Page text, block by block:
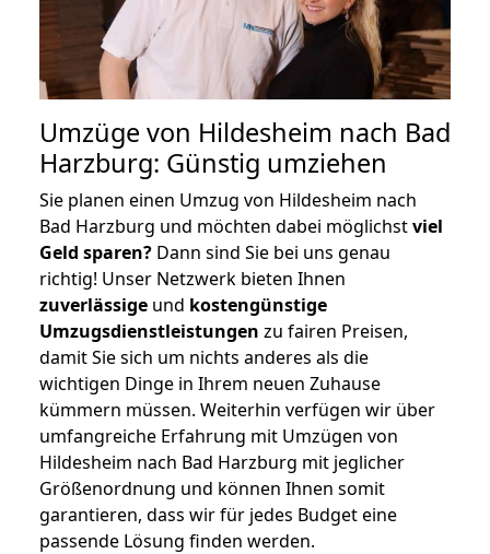
Umzüge von Hildesheim nach Bad
Harzburg: Günstig umziehen
Sie planen einen Umzug von Hildesheim nach
Bad Harzburg und möchten dabei möglichstviel
Geld sparen? Dann sind Sie bei uns genau
richtig! Unser Netzwerk bieten Ihnen
zuverlässige und kostengünstige
Umzugsdienstleistungen zu fairen Preisen,
damit Sie sich um nichts anderes als die
wichtigen Dinge in Ihrem neuen Zuhause
kümmern müssen. Weiterhin verfügen wir über
umfangreiche Erfahrung mit Umzügen von
Hildesheim nach Bad Harzburg mit jeglicher
Größenordnung und können Ihnen somit
garantieren, dass wir für jedes Budget eine
passende Lösung finden werden.